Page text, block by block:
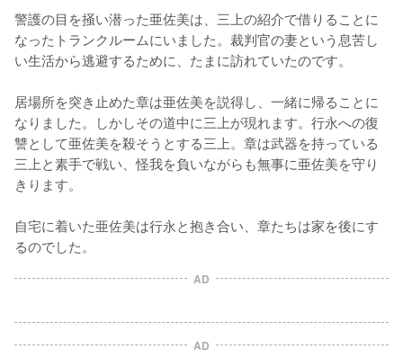
警護の目を掻い潜った亜佐美は、三上の紹介で借りることに
なったトランクルームにいました。裁判官の妻という息苦し
い生活から逃避するために、たまに訪れていたのです。
居場所を突き止めた章は亜佐美を説得し、一緒に帰ることに
なりました。しかしその道中に三上が現れます。行永への復
讐として亜佐美を殺そうとする三上。章は武器を持っている
三上と素手で戦い、怪我を負いながらも無事に亜佐美を守り
きります。
自宅に着いた亜佐美は行永と抱き合い、章たちは家を後にす
るのでした。
AD
AD